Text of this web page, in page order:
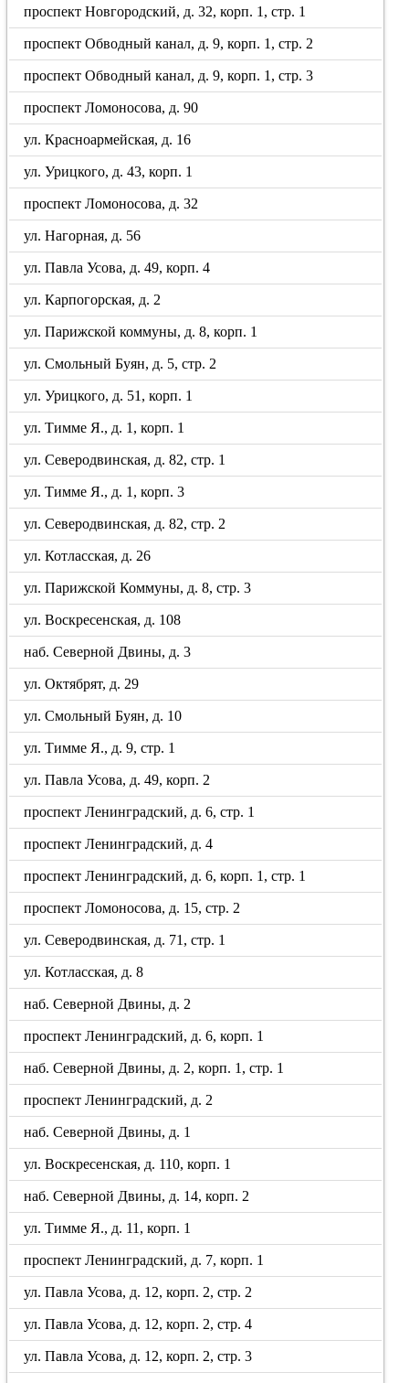
проспект Новгородский, д. 32, корп. 1, стр. 1
проспект Обводный канал, д. 9, корп. 1, стр. 2
проспект Обводный канал, д. 9, корп. 1, стр. 3
проспект Ломоносова, д. 90
ул. Красноармейская, д. 16
ул. Урицкого, д. 43, корп. 1
проспект Ломоносова, д. 32
ул. Нагорная, д. 56
ул. Павла Усова, д. 49, корп. 4
ул. Карпогорская, д. 2
ул. Парижской коммуны, д. 8, корп. 1
ул. Смольный Буян, д. 5, стр. 2
ул. Урицкого, д. 51, корп. 1
ул. Тимме Я., д. 1, корп. 1
ул. Северодвинская, д. 82, стр. 1
ул. Тимме Я., д. 1, корп. 3
ул. Северодвинская, д. 82, стр. 2
ул. Котласская, д. 26
ул. Парижской Коммуны, д. 8, стр. 3
ул. Воскресенская, д. 108
наб. Северной Двины, д. 3
ул. Октябрят, д. 29
ул. Смольный Буян, д. 10
ул. Тимме Я., д. 9, стр. 1
ул. Павла Усова, д. 49, корп. 2
проспект Ленинградский, д. 6, стр. 1
проспект Ленинградский, д. 4
проспект Ленинградский, д. 6, корп. 1, стр. 1
проспект Ломоносова, д. 15, стр. 2
ул. Северодвинская, д. 71, стр. 1
ул. Котласская, д. 8
наб. Северной Двины, д. 2
проспект Ленинградский, д. 6, корп. 1
наб. Северной Двины, д. 2, корп. 1, стр. 1
проспект Ленинградский, д. 2
наб. Северной Двины, д. 1
ул. Воскресенская, д. 110, корп. 1
наб. Северной Двины, д. 14, корп. 2
ул. Тимме Я., д. 11, корп. 1
проспект Ленинградский, д. 7, корп. 1
ул. Павла Усова, д. 12, корп. 2, стр. 2
ул. Павла Усова, д. 12, корп. 2, стр. 4
ул. Павла Усова, д. 12, корп. 2, стр. 3